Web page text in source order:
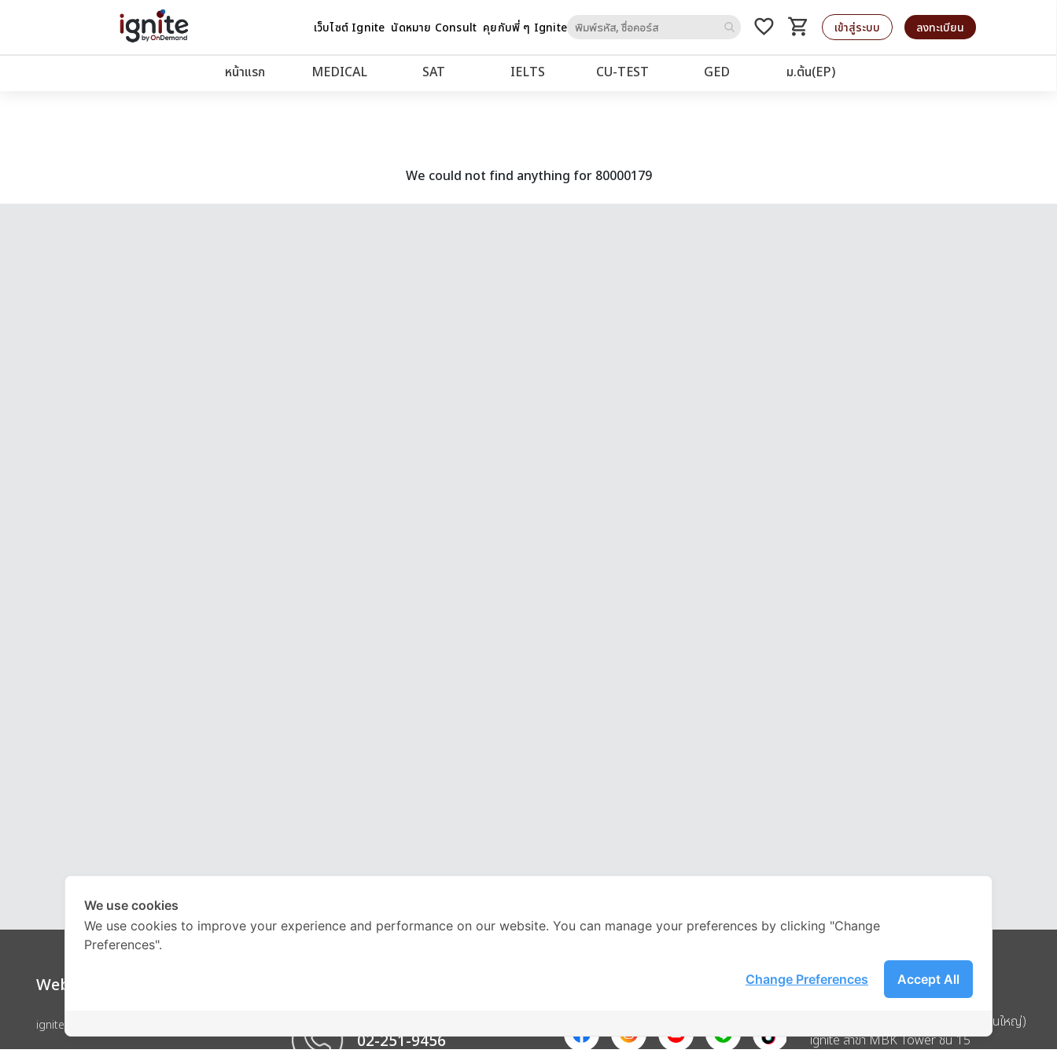
เว็บไซต์ Ignite นัดหมาย Consult คุยกับพี่ ๆ Igniteto
favorite_border shopping_cart
รถเข็น เข้าสู่ระบบ ลงทะเบียน
หน้าแรก MEDICAL SAT IELTS CU‑TEST GED ม.ต้น(EP)
We could not find anything for 80000179
Website
ignite by OnDemand
02-251-9456
Address
บริษัท อิกไนท์ เอ สตาร์ จำกัด (สำนักงานใหญ่)
ignite สาขา MBK Tower ชั้น 15
We use cookies
We use cookies to improve your experience and performance on our website. You can manage your preferences by clicking "Change
Preferences".
Accept All
Change Preferences